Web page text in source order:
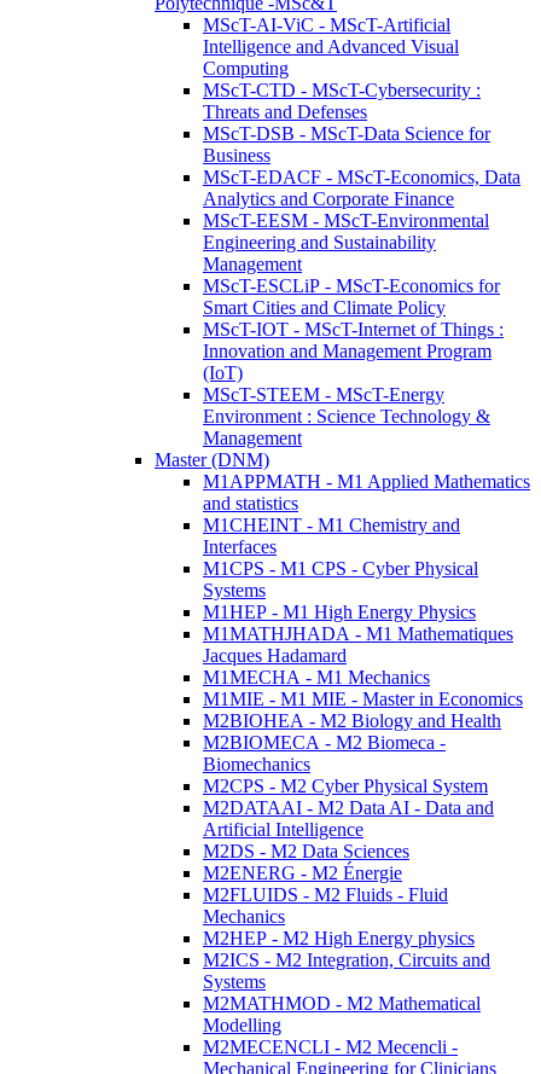
MScT-AI-ViC - MScT-Artificial
Intelligence and Advanced Visual
Computing
MScT-CTD - MScT-Cybersecurity :
Threats and Defenses
MScT-DSB - MScT-Data Science for
Business
MScT-EDACF - MScT-Economics, Data
Analytics and Corporate Finance
MScT-EESM - MScT-Environmental
Engineering and Sustainability
Management
MScT-ESCLiP - MScT-Economics for
Smart Cities and Climate Policy
MScT-IOT - MScT-Internet of Things :
Innovation and Management Program
(IoT)
MScT-STEEM - MScT-Energy
Environment : Science Technology &
Management
Master (DNM)
M1APPMATH - M1 Applied Mathematics
and statistics
M1CHEINT - M1 Chemistry and
Interfaces
M1CPS - M1 CPS - Cyber Physical
Systems
M1HEP - M1 High Energy Physics
M1MATHJHADA - M1 Mathematiques
Jacques Hadamard
M1MECHA - M1 Mechanics
M1MIE - M1 MIE - Master in Economics
M2BIOHEA - M2 Biology and Health
M2BIOMECA - M2 Biomeca -
Biomechanics
M2CPS - M2 Cyber Physical System
M2DATAAI - M2 Data AI - Data and
Artificial Intelligence
M2DS - M2 Data Sciences
M2ENERG - M2 Énergie
M2FLUIDS - M2 Fluids - Fluid
Mechanics
M2HEP - M2 High Energy physics
M2ICS - M2 Integration, Circuits and
Systems
M2MATHMOD - M2 Mathematical
Modelling
M2MECENCLI - M2 Mecencli -
Mechanical Engineering for Clinicians